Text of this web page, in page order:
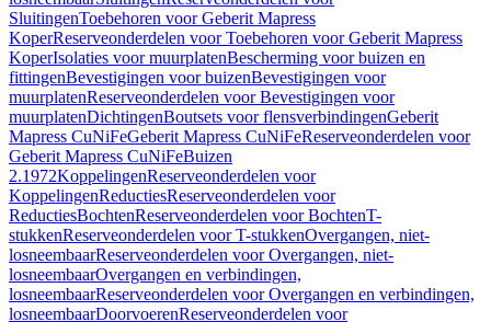
SluitingenToebehoren voor Geberit Mapress
KoperReserveonderdelen voor Toebehoren voor Geberit Mapress
KoperIsolaties voor muurplatenBescherming voor buizen en
fittingenBevestigingen voor buizenBevestigingen voor
muurplatenReserveonderdelen voor Bevestigingen voor
muurplatenDichtingenBoutsets voor flensverbindingenGeberit
Mapress CuNiFeGeberit Mapress CuNiFeReserveonderdelen voor
Geberit Mapress CuNiFeBuizen
2.1972KoppelingenReserveonderdelen voor
KoppelingenReductiesReserveonderdelen voor
ReductiesBochtenReserveonderdelen voor BochtenT-
stukkenReserveonderdelen voor T-stukkenOvergangen, niet-
losneembaarReserveonderdelen voor Overgangen, niet-
losneembaarOvergangen en verbindingen,
losneembaarReserveonderdelen voor Overgangen en verbindingen,
losneembaarDoorvoerenReserveonderdelen voor